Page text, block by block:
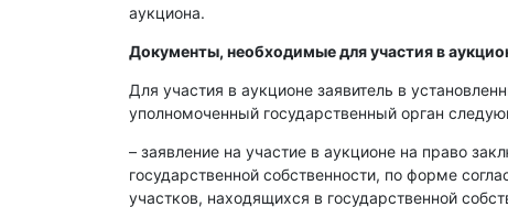
аукциона.
Документы, необходимые для участия в
Для участия в аукционе заявитель в
уполномоченный государственный орган
– заявление на участие в аукционе на право
государственной собственности, по форме
участков, находящихся в государственной